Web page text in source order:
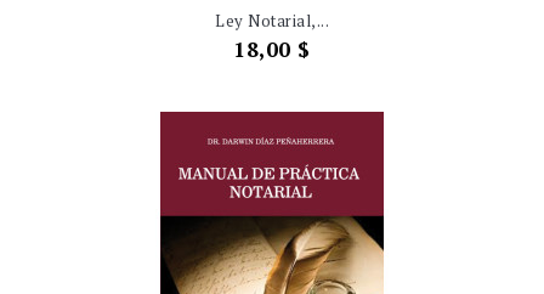
Ley Notarial,...
Precio
18,00 $